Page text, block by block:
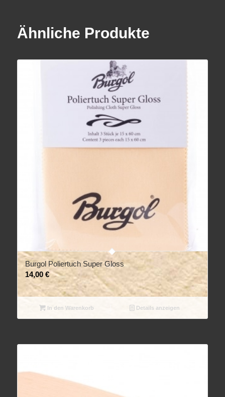
Ähnliche Produkte
Burgol Poliertuch Super Gloss
14,00 €
In den Warenkorb Details anzeigen